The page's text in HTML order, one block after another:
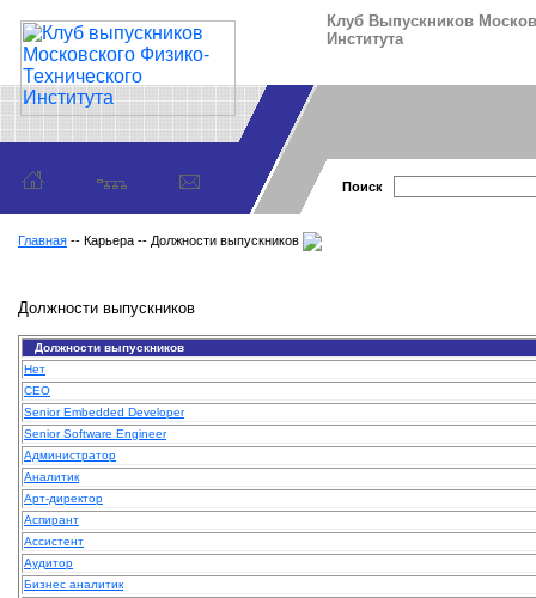
Клуб Выпускников
Института
Поиск
Главная -- Карьера -- Должности выпускников
Должности выпускников
Должности выпускников
Нет
CEO
Senior Embedded Developer
Senior Software Engineer
Администратор
Аналитик
Арт-директор
Аспирант
Ассистент
Аудитор
Бизнес аналитик